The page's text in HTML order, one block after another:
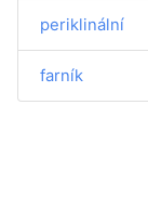
periklinální
farník